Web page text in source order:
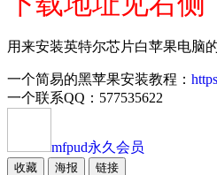
用来安装英特尔芯片白苹果电脑
一个简易的黑苹果安装教程：
一个联系QQ：577535622
mfpud永久会员
收藏 海报 链接